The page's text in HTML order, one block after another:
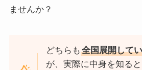
ませんか？
どちらも全国展開して
が、実際に中身を知る